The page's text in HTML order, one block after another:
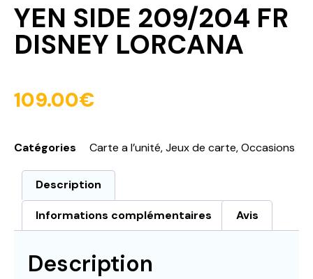
YEN SIDE 209/204 FR
DISNEY LORCANA
109.00€
Catégories Carte a l’unité,Jeux de carte,Occasions
Description
Informations complémentaires Avis
Description